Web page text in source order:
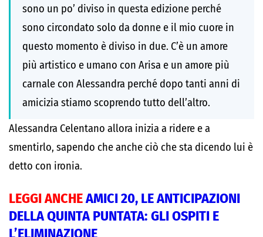
sono un po’ diviso in questa edizione perché
sono circondato solo da donne e il mio cuore in
questo momento è diviso in due. C’è un amore
più artistico e umano con Arisa e un amore più
carnale con Alessandra perché dopo tanti anni di
amicizia stiamo scoprendo tutto dell’altro.
Alessandra Celentano allora inizia a ridere e a
smentirlo, sapendo che anche ciò che sta dicendo lui è
detto con ironia.
LEGGI ANCHEAMICI 20, LE ANTICIPAZIONI
DELLA QUINTA PUNTATA: GLI OSPITI E
L’ELIMINAZIONE